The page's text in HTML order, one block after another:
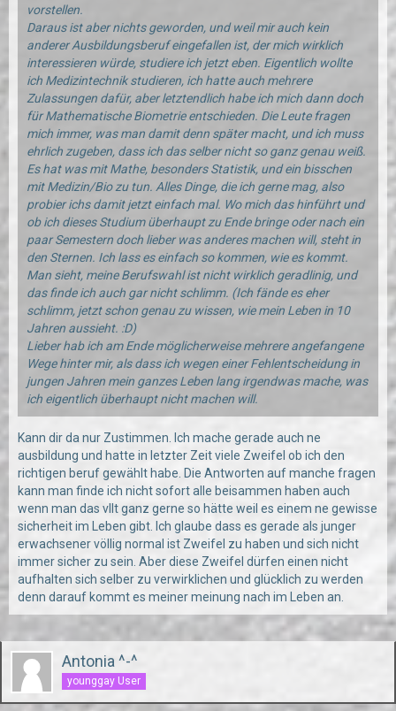
vorstellen.
Daraus ist aber nichts geworden, und weil mir auch kein
anderer Ausbildungsberuf eingefallen ist, der mich wirklich
interessieren würde, studiere ich jetzt eben. Eigentlich wollte
ich Medizintechnik studieren, ich hatte auch mehrere
Zulassungen dafür, aber letztendlich habe ich mich dann doch
für Mathematische Biometrie entschieden. Die Leute fragen
mich immer, was man damit denn später macht, und ich muss
ehrlich zugeben, dass ich das selber nicht so ganz genau weiß.
Es hat was mit Mathe, besonders Statistik, und ein bisschen
mit Medizin/Bio zu tun. Alles Dinge, die ich gerne mag, also
probier ichs damit jetzt einfach mal. Wo mich das hinführt und
ob ich dieses Studium überhaupt zu Ende bringe oder nach ein
paar Semestern doch lieber was anderes machen will, steht in
den Sternen. Ich lass es einfach so kommen, wie es kommt.
Man sieht, meine Berufswahl ist nicht wirklich geradlinig, und
das finde ich auch gar nicht schlimm. (Ich fände es eher
schlimm, jetzt schon genau zu wissen, wie mein Leben in 10
Jahren aussieht. :D)
Lieber hab ich am Ende möglicherweise mehrere angefangene
Wege hinter mir, als dass ich wegen einer Fehlentscheidung in
jungen Jahren mein ganzes Leben lang irgendwas mache, was
ich eigentlich überhaupt nicht machen will.
Kann dir da nur Zustimmen. Ich mache gerade auch ne
ausbildung und hatte in letzter Zeit viele Zweifel ob ich den
richtigen beruf gewählt habe. Die Antworten auf manche fragen
kann man finde ich nicht sofort alle beisammen haben auch
wenn man das vllt ganz gerne so hätte weil es einem ne gewisse
sicherheit im Leben gibt. Ich glaube dass es gerade als junger
erwachsener völlig normal ist Zweifel zu haben und sich nicht
immer sicher zu sein. Aber diese Zweifel dürfen einen nicht
aufhalten sich selber zu verwirklichen und glücklich zu werden
denn darauf kommt es meiner meinung nach im Leben an.
Antonia ^-^
younggay User